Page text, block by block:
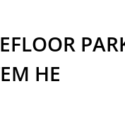
HE